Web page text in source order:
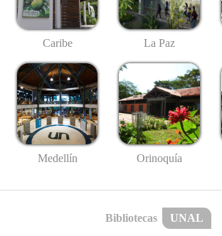
Caribe La Paz
Medellín Orinoquía
Bibliotecas UNAL